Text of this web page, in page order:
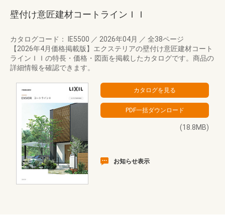
壁付け意匠建材コートラインＩＩ
カタログコード： IE5500 ／ 2026年04月 ／ 全38ページ
【2026年4月価格掲載版】エクステリアの壁付け意匠建材コート
ラインＩＩの特長・価格・図面を掲載したカタログです。商品の
詳細情報を確認できます。
(18.8MB)
お知らせ表示